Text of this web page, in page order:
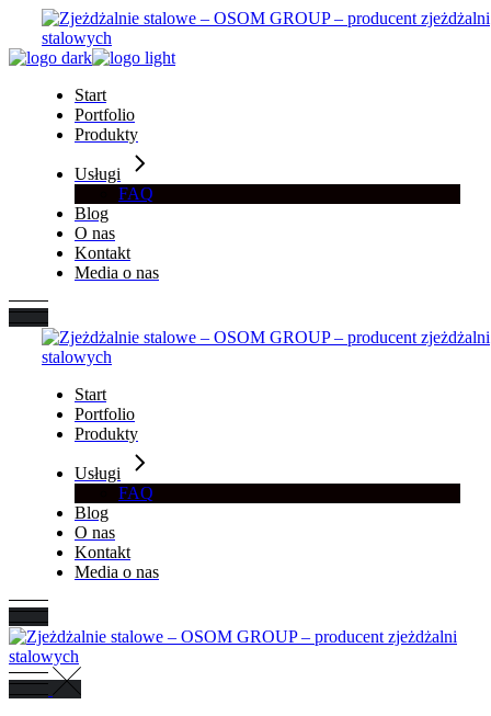
the
Start
Portfolio
Produkty
Usługi
FAQ
Blog
O nas
Kontakt
Media o nas
Start
Portfolio
Produkty
Usługi
FAQ
Blog
O nas
Kontakt
Media o nas